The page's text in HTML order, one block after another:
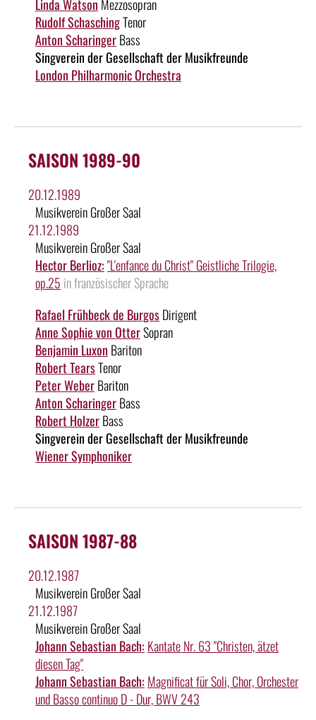
Linda Watson Mezzosopran
Rudolf SchaschingTenor
Anton ScharingerBass
Singverein der Gesellschaft der Musikfreunde
London Philharmonic Orchestra
SAISON 1989-90
20.12.1989
Musikverein Großer Saal
21.12.1989
Musikverein Großer Saal
Hector Berlioz:"L'enfance du Christ" Geistliche Trilogie,
op.25 in französischer Sprache
Rafael Frühbeck de BurgosDirigent
Anne Sophie von OtterSopran
Benjamin Luxon Bariton
Robert TearsTenor
Peter WeberBariton
Anton ScharingerBass
Robert HolzerBass
Singverein der Gesellschaft der Musikfreunde
Wiener Symphoniker
SAISON 1987-88
20.12.1987
Musikverein Großer Saal
21.12.1987
Musikverein Großer Saal
Johann Sebastian Bach: Kantate Nr. 63 "Christen, ätzet
diesen Tag"
Johann Sebastian Bach: Magnificat für Soli, Chor, Orchester
und Basso continuo D - Dur, BWV 243